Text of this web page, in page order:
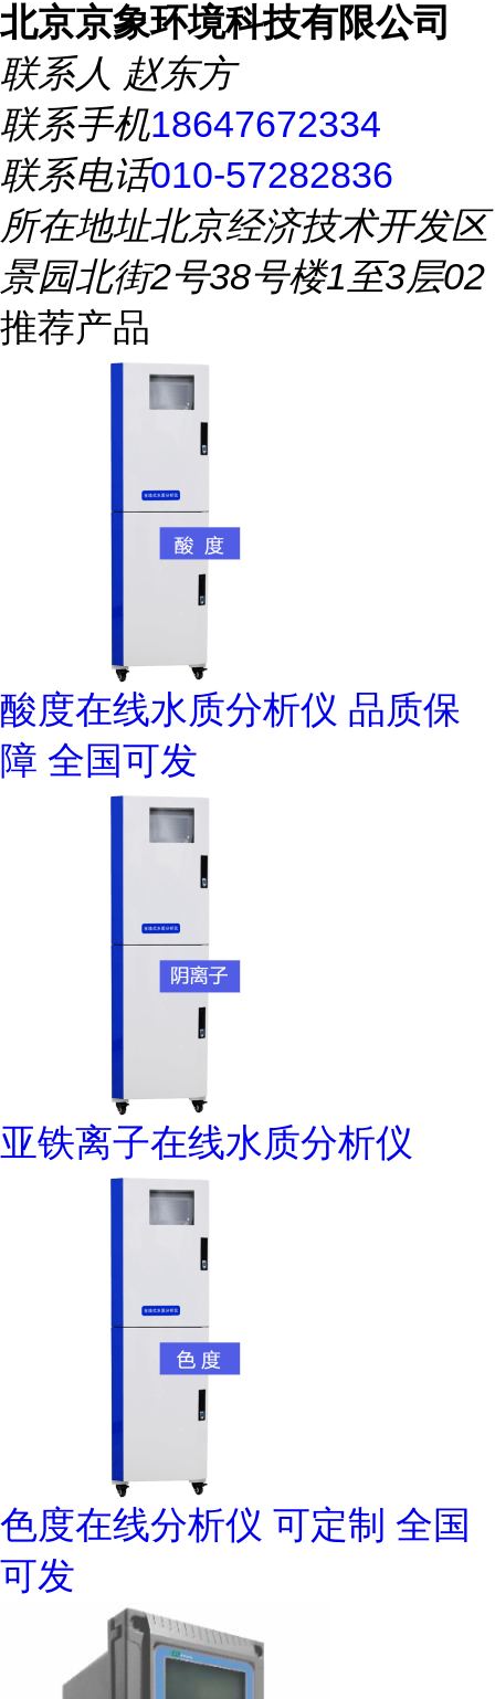
北京京象环境科技有限公司
联系人 赵东方
联系手机18647672334
联系电话010-57282836
所在地址北京经济技术开发区
景园北街2号38号楼1至3层02
推荐产品
酸度在线水质分析仪 品质保
障 全国可发
亚铁离子在线水质分析仪
色度在线分析仪 可定制 全国
可发